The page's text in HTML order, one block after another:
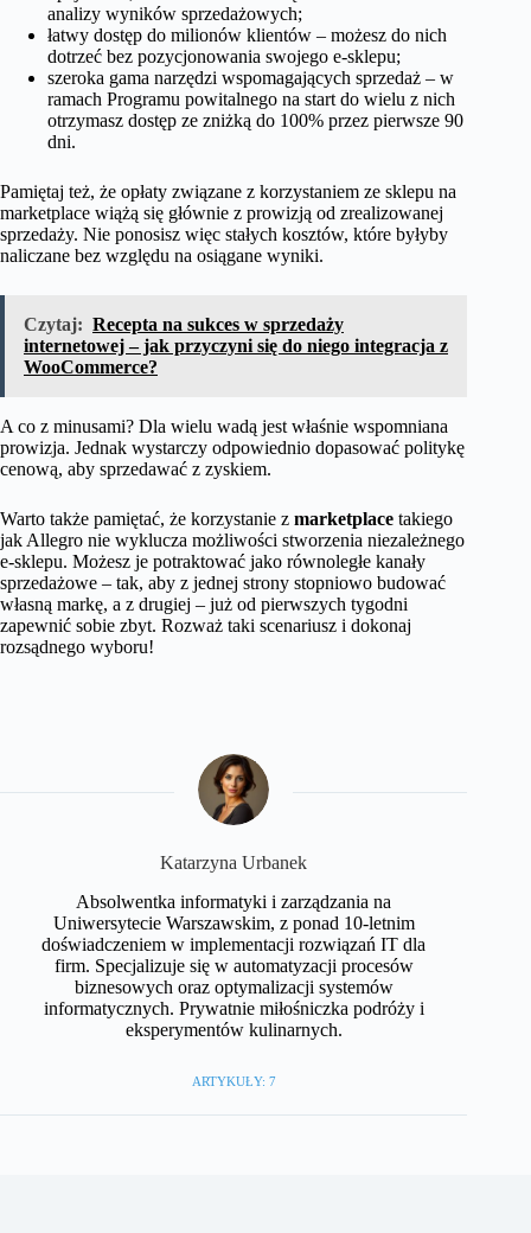
analizy wyników sprzedażowych;
łatwy dostęp do milionów klientów – możesz do nich
dotrzeć bez pozycjonowania swojego e-sklepu;
szeroka gama narzędzi wspomagających sprzedaż – w
ramach Programu powitalnego na start do wielu z nich
otrzymasz dostęp ze zniżką do 100% przez pierwsze 90
dni.
Pamiętaj też, że opłaty związane z korzystaniem ze sklepu na
marketplace wiążą się głównie z prowizją od zrealizowanej
sprzedaży. Nie ponosisz więc stałych kosztów, które byłyby
naliczane bez względu na osiągane wyniki.
Czytaj: Recepta na sukces w sprzedaży
internetowej – jak przyczyni się do niego integracja z
WooCommerce?
A co z minusami? Dla wielu wadą jest właśnie wspomniana
prowizja. Jednak wystarczy odpowiednio dopasować politykę
cenową, aby sprzedawać z zyskiem.
Warto także pamiętać, że korzystanie z marketplace takiego
jak Allegro nie wyklucza możliwości stworzenia niezależnego
e-sklepu. Możesz je potraktować jako równoległe kanały
sprzedażowe – tak, aby z jednej strony stopniowo budować
własną markę, a z drugiej – już od pierwszych tygodni
zapewnić sobie zbyt. Rozważ taki scenariusz i dokonaj
rozsądnego wyboru!
Katarzyna Urbanek
Absolwentka informatyki i zarządzania na
Uniwersytecie Warszawskim, z ponad 10-letnim
doświadczeniem w implementacji rozwiązań IT dla
firm. Specjalizuje się w automatyzacji procesów
biznesowych oraz optymalizacji systemów
informatycznych. Prywatnie miłośniczka podróży i
eksperymentów kulinarnych.
ARTYKUŁY: 7